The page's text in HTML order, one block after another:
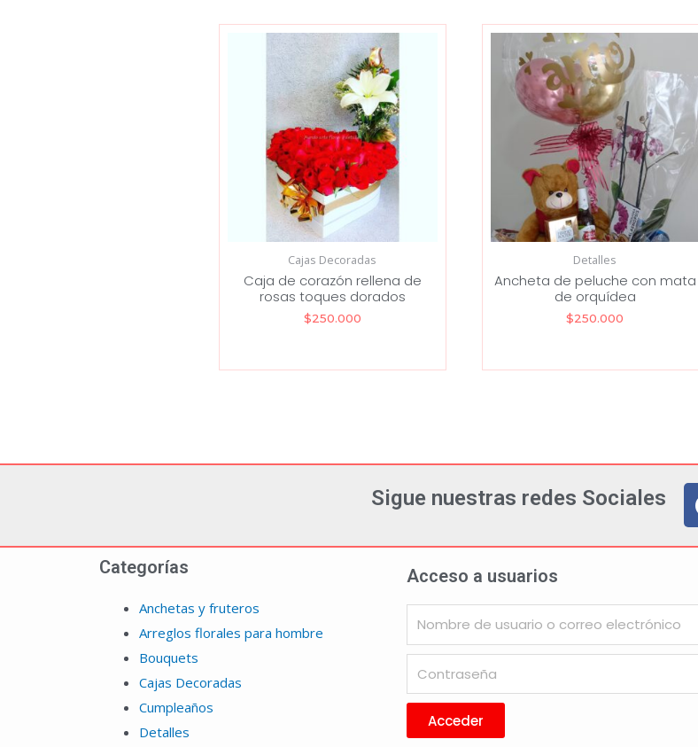
Cajas Decoradas
Caja de corazón rellena de
rosas toques dorados
$250.000
Detalles
Ancheta de peluche con mata
de orquídea
$250.000
Sigue nuestras redes Sociales
Categorías
Anchetas y fruteros
Arreglos florales para hombre
Bouquets
Cajas Decoradas
Cumpleaños
Detalles
Acceso a usuarios
Acceder